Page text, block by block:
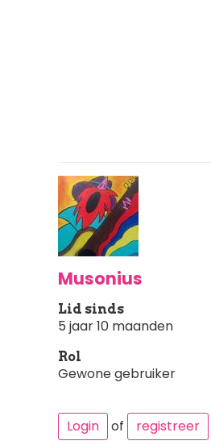
Musonius
Lid sinds
5 jaar 10 maanden
Rol
Gewone gebruiker
Login of registreer